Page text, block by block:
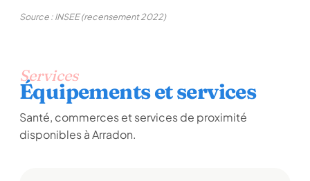
Source : INSEE (recensement 2022)
Services
Équipements et services
Santé, commerces et services de proximité
disponibles à Arradon.